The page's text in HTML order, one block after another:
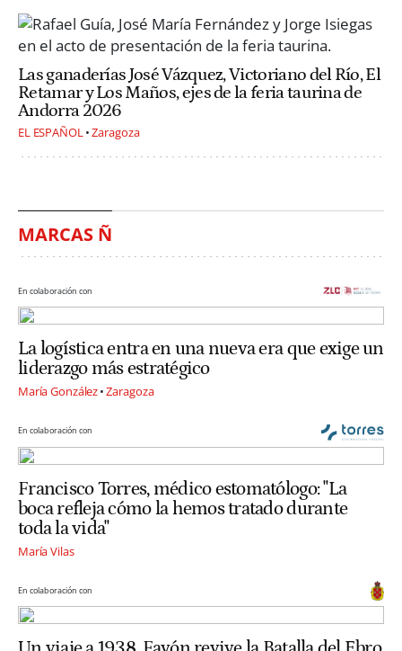
Las ganaderías José Vázquez, Victoriano del Río, El
Retamar y Los Maños, ejes de la feria taurina de
Andorra 2026
EL ESPAÑOL Zaragoza
MARCAS Ñ
En colaboración con
La logística entra en una nueva era que exige un
liderazgo más estratégico
María González Zaragoza
En colaboración con
Francisco Torres, médico estomatólogo: "La
boca refleja cómo la hemos tratado durante
toda la vida"
María Vilas
En colaboración con